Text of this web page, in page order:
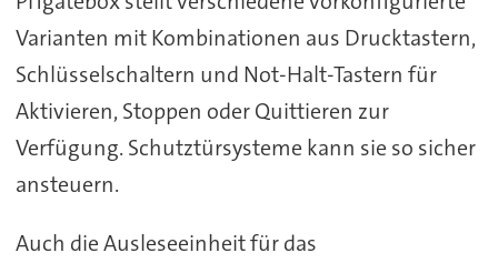
Varianten mit Kombinationen aus Drucktastern,
Schlüsselschaltern und Not-Halt-Tastern für
Aktivieren, Stoppen oder Quittieren zur
Verfügung. Schutztürsysteme kann sie so sicher
ansteuern.
Auch die Ausleseeinheit für das